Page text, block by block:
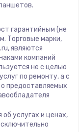
гарантийным (не
Торговые марки,
являются
компаний
не с целью
по ремонту, а с
предоставляемых
услугах и ценах,